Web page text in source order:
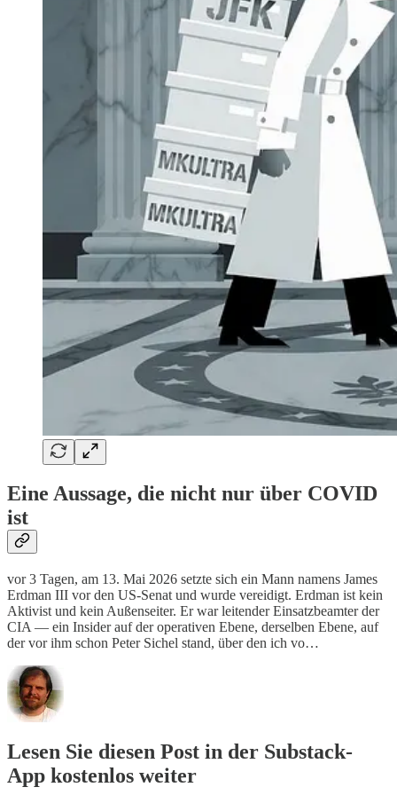
Eine Aussage, die nicht nur über COVID
ist
vor 3 Tagen, am 13. Mai 2026 setzte sich ein Mann namens James
Erdman III vor den US-Senat und wurde vereidigt. Erdman ist kein
Aktivist und kein Außenseiter. Er war leitender Einsatzbeamter der
CIA — ein Insider auf der operativen Ebene, derselben Ebene, auf
der vor ihm schon Peter Sichel stand, über den ich vo…
Lesen Sie diesen Post in der Substack-
App kostenlos weiter